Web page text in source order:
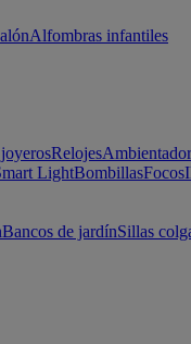
Alfombras infantiles
Relojes
LightBombillasFocos
Bancos de jardínSillas